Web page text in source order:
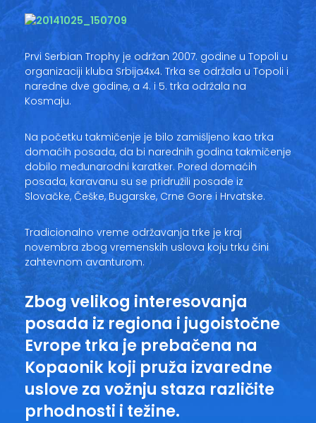
Prvi Serbian Trophy je održan 2007. godine u Topoli u
organizaciji kluba Srbija4x4. Trka se održala u Topoli i
naredne dve godine, a 4. i 5. trka održala na
Kosmaju.
Na početku takmičenje je bilo zamišljeno kao trka
domaćih posada, da bi narednih godina takmičenje
dobilo međunarodni karatker. Pored domaćih
posada, karavanu su se pridružili posade iz
Slovačke, Češke, Bugarske, Crne Gore i Hrvatske.
Tradicionalno vreme održavanja trke je kraj
novembra zbog vremenskih uslova koju trku čini
zahtevnom avanturom.
Zbog velikog interesovanja
posada iz regiona i jugoistočne
Evrope trka je prebačena na
Kopaonik koji pruža izvaredne
uslove za vožnju staza različite
prhodnosti i težine.